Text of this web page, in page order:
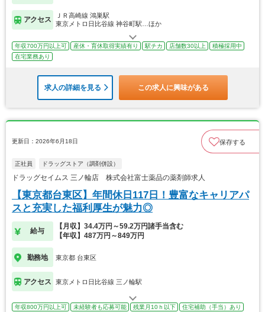
アクセス
ＪＲ高崎線 鴻巣駅
東京メトロ日比谷線 神谷町駅…ほか
年収700万円以上可 産休・育休取得実績有り 駅チカ 店舗数30以上
積極採用中
在宅業務あり
求人の詳細を見る この求人に興味がある
更新日：2026年6月18日 保存する
正社員 ドラッグストア（調剤併設）
ドラッグセイムス 三ノ輪店 株式会社富士薬品の薬剤師求人
【東京都台東区】年間休日117日！豊富なキャリアパ
スと充実した福利厚生が魅力◎
給与
【月収】34.4万円～59.2万円諸手当含む
【年収】487万円～849万円
勤務地 東京都 台東区
アクセス 東京メトロ日比谷線 三ノ輪駅
年収800万円以上可 未経験者も応募可能 残業月10ｈ以下
住宅補助（手当）あり